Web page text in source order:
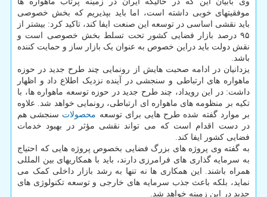
موفقیتهای خوبی داشته است، اما باید بپذیریم که بخش خصوصی
باید نقشی اساسی در توسعه این صنعت ایفا کند، تاکید کرد: بیشتر از
۹۵ درصد بازار فضایی کشور تحت تسلط بخش خصوصی است و
نقش دولت باید دراین خصوص به عنوان یک بازار ساز و حمایت کننده
باشد.
یزدانیان در ادامه صحبت هایش از رونمایی چند طرح جدید در حوزه
ماهواره های ارتباطی و سنجشی در آینده نزدیک اطلاع داد و اظهار
داشت: در این رویداد، چند طرح جدید در حوزه توسعه ماهواره ها، با
تکیه بر منظومه های ماهواره ای ارتباطی، رونمایی خواهد شد. علاوه
بر موارد گفته شده طرح هایی برای توسعه محصولات سنجشی هم
در دست اقدام است که می تواند نقشی مؤثر در بهبود خدمات
فضایی کشور ایفا کند.
به گفته وی پروژه های بزرگ فضایی بخصوص پروژه هایی که احتیاج
به سرمایه گذاری های فرامرزی دارند، باید با همکاریهای بین المللی
همراه باشند. این همکاری ها نه تنها به رشد بازار داخلی کمک می
نماید، بلکه باعث جذب سرمایه های خارجی و توسعه تکنولوژی های
جدید در این زمینه خواهد شد.